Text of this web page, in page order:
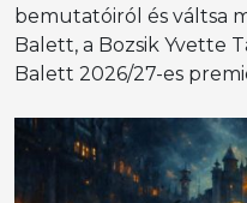
bemutatóiról és váltsa
Balett, a Bozsik Yvette
Balett 2026/27-es